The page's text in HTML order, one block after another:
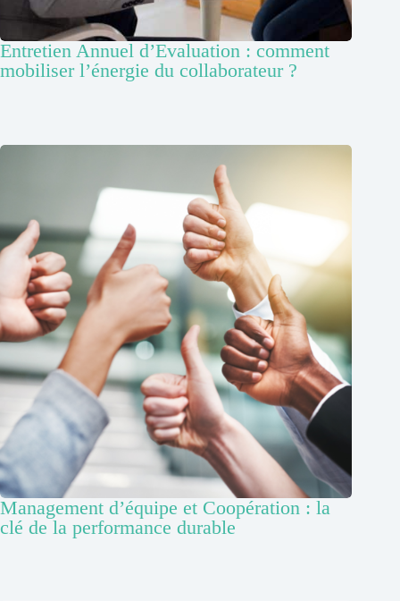
Entretien Annuel d’Evaluation : comment
mobiliser l’énergie du collaborateur ?
Management d’équipe et Coopération : la
clé de la performance durable